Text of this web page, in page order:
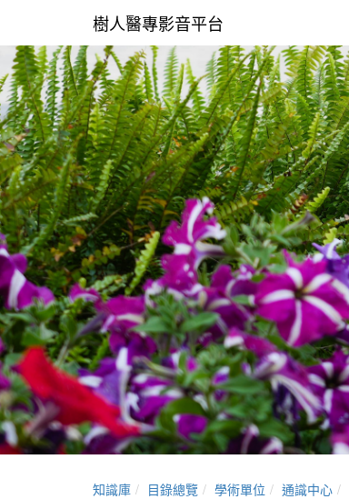
樹人醫專影音平台
知識庫 目錄總覽 學術單位 通識中心